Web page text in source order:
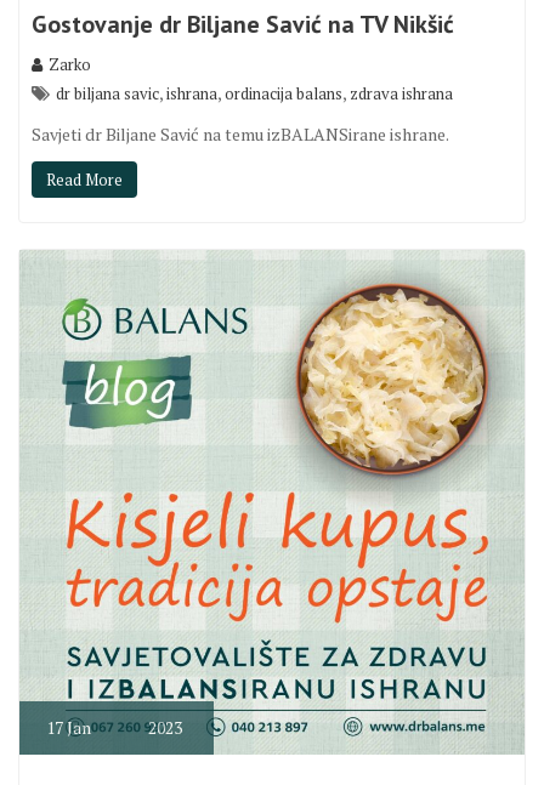
Gostovanje dr Biljane Savić na TV Nikšić
Zarko
dr biljana savic,ishrana,ordinacija balans, zdrava ishrana
Savjeti dr Biljane Savić na temu izBALANSirane ishrane.
Read More
17Jan 2023